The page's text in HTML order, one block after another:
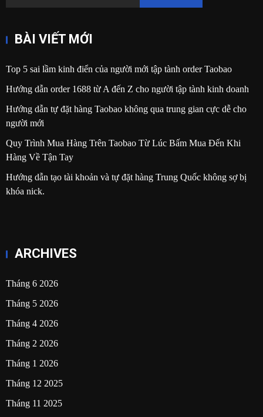
BÀI VIẾT MỚI
Top 5 sai lầm kinh điển của người mới tập tành order Taobao
Hướng dẫn order 1688 từ A đến Z cho người tập tành kinh doanh
Hướng dẫn tự đặt hàng Taobao không qua trung gian cực dễ cho
người mới
Quy Trình Mua Hàng Trên Taobao Từ Lúc Bấm Mua Đến Khi
Hàng Về Tận Tay
Hướng dẫn tạo tài khoản và tự đặt hàng Trung Quốc không sợ bị
khóa nick.
ARCHIVES
Tháng 6 2026
Tháng 5 2026
Tháng 4 2026
Tháng 2 2026
Tháng 1 2026
Tháng 12 2025
Tháng 11 2025